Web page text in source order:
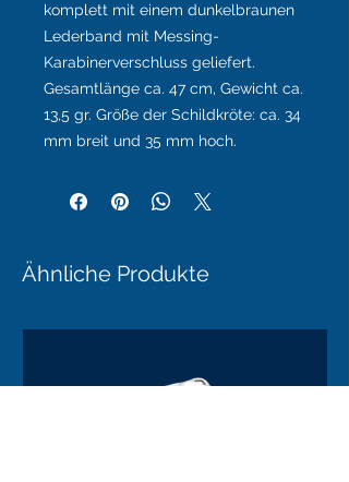
komplett mit einem dunkelbraunen
Lederband mit Messing-
Karabinerverschluss geliefert.
Gesamtlänge ca. 47 cm, Gewicht ca.
13,5 gr. Größe der Schildkröte: ca. 34
mm breit und 35 mm hoch.
Ähnliche Produkte